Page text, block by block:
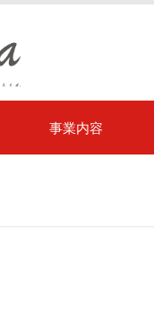
事業内容